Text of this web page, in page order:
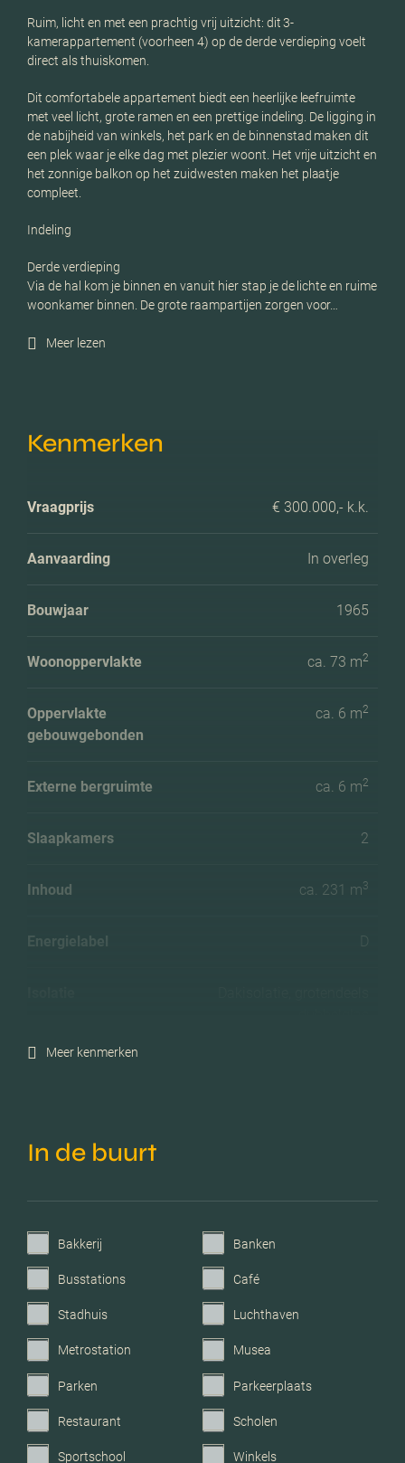
Ruim, licht en met een prachtig vrij uitzicht: dit 3-
kamerappartement (voorheen 4) op de derde verdieping voelt
direct als thuiskomen.
Dit comfortabele appartement biedt een heerlijke leefruimte
met veel licht, grote ramen en een prettige indeling. De ligging in
de nabijheid van winkels, het park en de binnenstad maken dit
een plek waar je elke dag met plezier woont. Het vrije uitzicht en
het zonnige balkon op het zuidwesten maken het plaatje
compleet.
Indeling
Derde verdieping
Via de hal kom je binnen en vanuit hier stap je de lichte en ruime
woonkamer binnen. De grote raampartijen zorgen voor…
Meer lezen
Kenmerken
Vraagprijs € 300.000,- k.k.
Aanvaarding In overleg
Bouwjaar 1965
Woonoppervlakte ca. 73 m2
Oppervlakte
gebouwgebonden
ca. 6 m2
Externe bergruimte ca. 6 m2
Slaapkamers 2
Inhoud ca. 231 m3
Energielabel D
Garage
Meer kenmerken
In de buurt
Bakkerij Banken
Busstations Café
Stadhuis Luchthaven
Metrostation Musea
Parken Parkeerplaats
Restaurant Scholen
Sportschool Winkels